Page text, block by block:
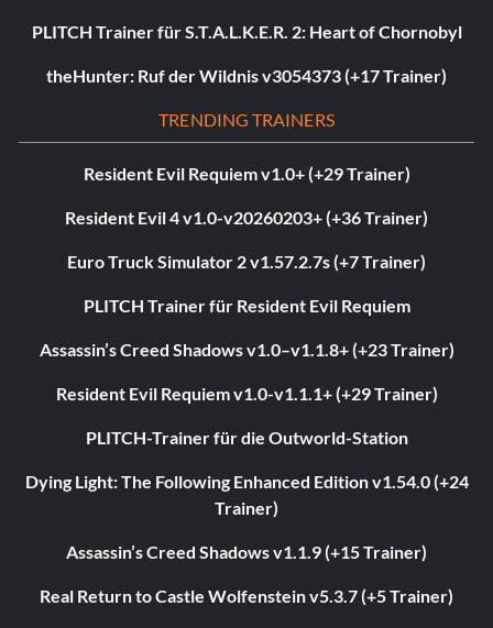
PLITCH Trainer für S.T.A.L.K.E.R. 2: Heart of Chornobyl
theHunter: Ruf der Wildnis v3054373 (+17 Trainer)
TRENDING TRAINERS
Resident Evil Requiem v1.0+ (+29 Trainer)
Resident Evil 4 v1.0-v20260203+ (+36 Trainer)
Euro Truck Simulator 2 v1.57.2.7s (+7 Trainer)
PLITCH Trainer für Resident Evil Requiem
Assassin’s Creed Shadows v1.0–v1.1.8+ (+23 Trainer)
Resident Evil Requiem v1.0-v1.1.1+ (+29 Trainer)
PLITCH-Trainer für die Outworld-Station
Dying Light: The Following Enhanced Edition v1.54.0 (+24
Trainer)
Assassin’s Creed Shadows v1.1.9 (+15 Trainer)
Real Return to Castle Wolfenstein v5.3.7 (+5 Trainer)